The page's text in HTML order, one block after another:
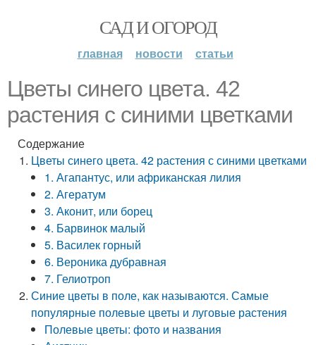
САД И ОГОРОД
главная новости статьи
Цветы синего цвета. 42
растения с синими цветками
Содержание
Цветы синего цвета. 42 растения с синими цветками
1. Агапантус, или африканская лилия
2. Агератум
3. Аконит, или борец
4. Барвинок малый
5. Василек горный
6. Вероника дубравная
7. Гелиотроп
Синие цветы в поле, как называются. Самые
популярные полевые цветы и луговые растения
Полевые цветы: фото и названия